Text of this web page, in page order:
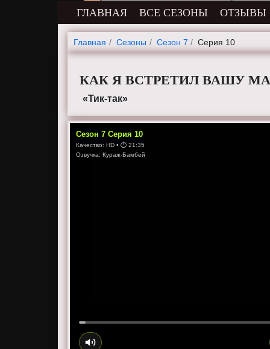
ГЛАВНАЯ ВСЕ СЕЗОНЫ ОТЗЫВЫ
Главная Cезоны Сезон 7 Серия 10
КАК Я ВСТРЕТИЛ ВАШУ
«Тик-так»
Сезон7 Серия10
Качество:HD • ⏱21:35
Озвучка:Кураж-Бамбей